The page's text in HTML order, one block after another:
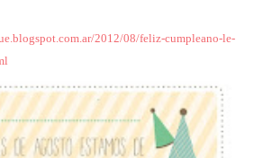
2012/08/feliz-cumpleano-le-